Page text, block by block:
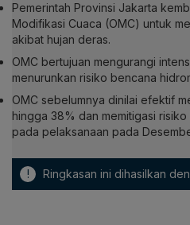
Pemerintah Provinsi Jakarta
Modifikasi Cuaca (OMC) untuk
akibat hujan deras.
OMC bertujuan mengurangi
menurunkan risiko bencana
OMC sebelumnya dinilai efektif
hingga 38% dan memitigasi
pada pelaksanaan pada
! Ringkasan ini dihasilkan